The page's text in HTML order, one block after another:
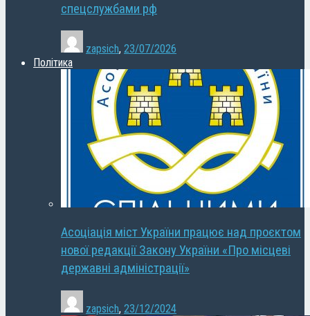
спецслужбами рф
zapsich, 23/07/2026
Політика
Асоціація міст України працює над проєктом
нової редакції Закону України «Про місцеві
державні адміністрації»
zapsich, 23/12/2024